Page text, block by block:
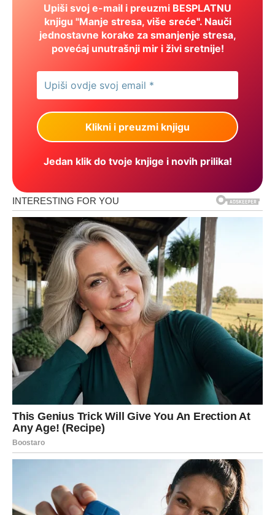
Upiši svoj e-mail i preuzmi BESPLATNU
knjigu "Manje stresa, više sreće". Nauči
jednostavne korake za smanjenje stresa,
povećaj unutrašnji mir i živi sretnije!
Jedan klik do tvoje knjige i novih prilika!